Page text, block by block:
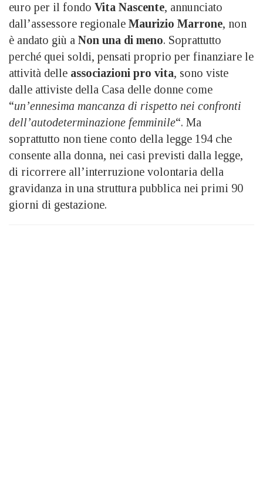
euro per il fondo Vita Nascente, annunciato
dall’assessore regionale Maurizio Marrone, non
è andato giù a Non una di meno. Soprattutto
perché quei soldi, pensati proprio per finanziare le
attività delle associazioni pro vita, sono viste
dalle attiviste della Casa delle donne come
“un’ennesima mancanza di rispetto nei confronti
dell’autodeterminazione femminile“. Ma
soprattutto non tiene conto della legge 194 che
consente alla donna, nei casi previsti dalla legge,
di ricorrere all’interruzione volontaria della
gravidanza in una struttura pubblica nei primi 90
giorni di gestazione.